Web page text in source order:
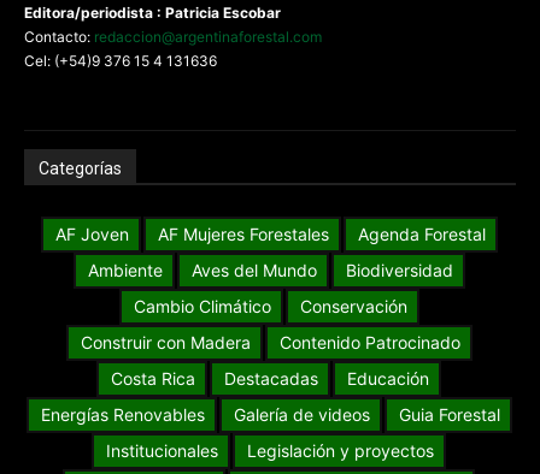
Editora/periodista : Patricia Escobar
Contacto: redaccion@argentinaforestal.com
Cel: (+54)9 376 15 4 131636
Categorías
AF Joven AF Mujeres Forestales
Agenda Forestal
Ambiente
Aves del Mundo
Biodiversidad
Cambio Climático
Conservación
Construir con Madera
Contenido Patrocinado
Costa Rica
Destacadas
Educación
Energías Renovables
Galería de videos
Guia Forestal
Institucionales
Legislación y proyectos